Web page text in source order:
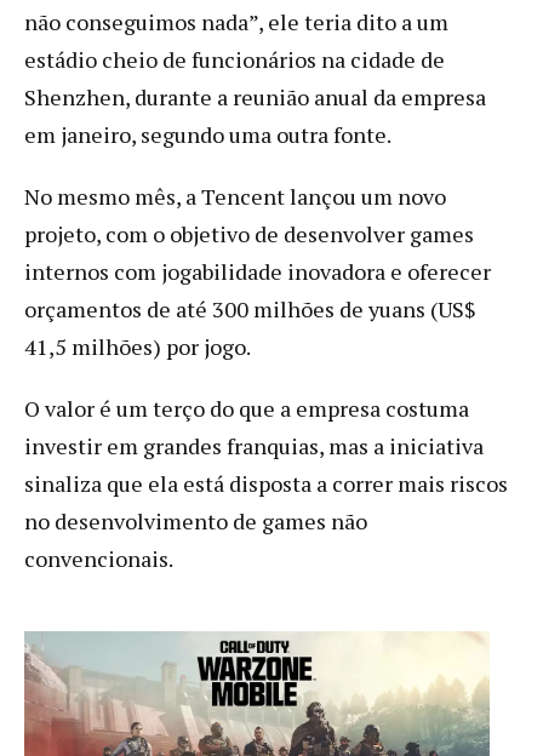
não conseguimos nada”, ele teria dito a um
estádio cheio de funcionários na cidade de
Shenzhen, durante a reunião anual da empresa
em janeiro, segundo uma outra fonte.
No mesmo mês, a Tencent lançou um novo
projeto, com o objetivo de desenvolver games
internos com jogabilidade inovadora e oferecer
orçamentos de até 300 milhões de yuans (US$
41,5 milhões) por jogo.
O valor é um terço do que a empresa costuma
investir em grandes franquias, mas a iniciativa
sinaliza que ela está disposta a correr mais riscos
no desenvolvimento de games não
convencionais.